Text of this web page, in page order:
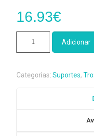
16.93€
Hercules
Adicionar
Categorias: Suportes,